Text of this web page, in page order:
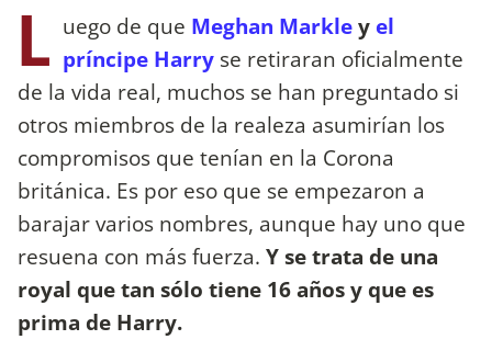
L uego de que Meghan Markley el
príncipe Harry se retiraran oficialmente
de la vida real, muchos se han preguntado si
otros miembros de la realeza asumirían los
compromisos que tenían en la Corona
británica. Es por eso que se empezaron a
barajar varios nombres, aunque hay uno que
resuena con más fuerza. Y se trata de una
royal que tan sólo tiene 16 años y que es
prima de Harry.